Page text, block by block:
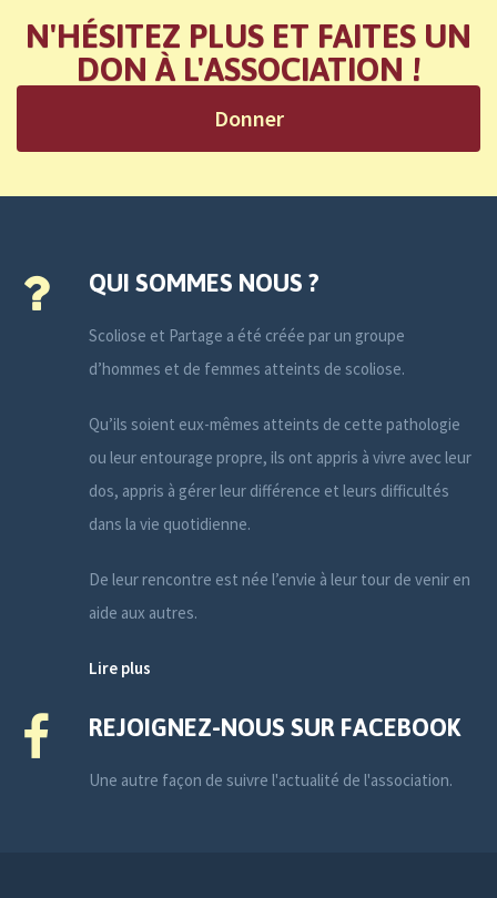
N'HÉSITEZ PLUS ET FAITES UN
DON À L'ASSOCIATION !
Donner
QUI SOMMES NOUS ?
Scoliose et Partage a été créée par un groupe
d’hommes et de femmes atteints de scoliose.
Qu’ils soient eux-mêmes atteints de cette pathologie
ou leur entourage propre, ils ont appris à vivre avec leur
dos, appris à gérer leur différence et leurs difficultés
dans la vie quotidienne.
De leur rencontre est née l’envie à leur tour de venir en
aide aux autres.
Lire plus
REJOIGNEZ-NOUS SUR FACEBOOK
Une autre façon de suivre l'actualité de l'association.